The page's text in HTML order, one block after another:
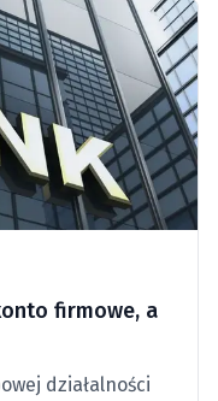
firmowe, a
działalności